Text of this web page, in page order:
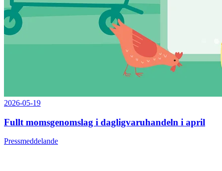
2026-05-19
Fullt momsgenomslag i dagligvaruhandeln i april
Pressmeddelande